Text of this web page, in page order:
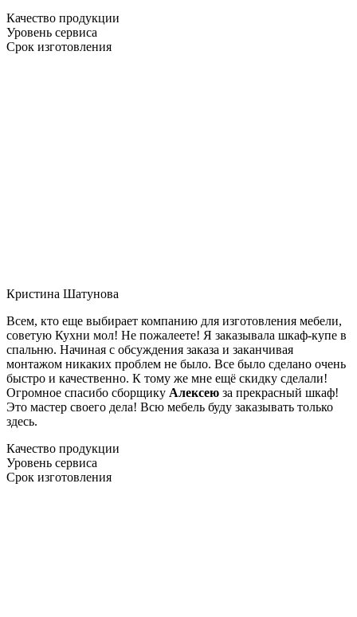
Качество продукции
Уровень сервиса
Срок изготовления
Кристина Шатунова
Всем, кто еще выбирает компанию для изготовления мебели,
советую Кухни мол! Не пожалеете! Я заказывала шкаф-купе в
спальню. Начиная с обсуждения заказа и заканчивая
монтажом никаких проблем не было. Все было сделано очень
быстро и качественно. К тому же мне ещё скидку сделали!
Огромное спасибо сборщику Алексею за прекрасный шкаф!
Это мастер своего дела! Всю мебель буду заказывать только
здесь.
Качество продукции
Уровень сервиса
Срок изготовления